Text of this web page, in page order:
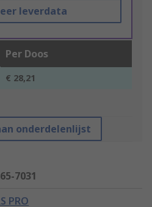
leverdata
Per Doos
€ 28,21
onderdelenlijst
7031
PRO